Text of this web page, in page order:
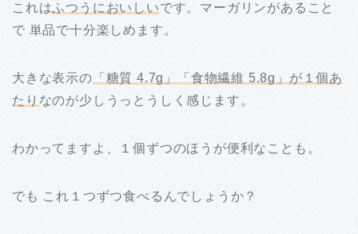
これはふつうにおいしいです。マーガリンがあること
で 単品で十分楽しめます。
大きな表示の 「糖質 4.7g」「食物繊維 5.8g」が１個あ
たり なのが少しうっとうしく感じます。
わかってますよ、１個ずつのほうが便利なことも。
でも これ１つずつ食べるんでしょうか？